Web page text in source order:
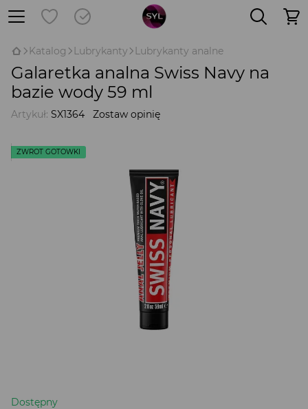
Katalog Lubrykanty Lubrykanty analne
Galaretka analna Swiss Navy na
bazie wody 59 ml
Artykuł: SX1364 Zostaw opinię
ZWROT GOTÓWKI
Dostępny